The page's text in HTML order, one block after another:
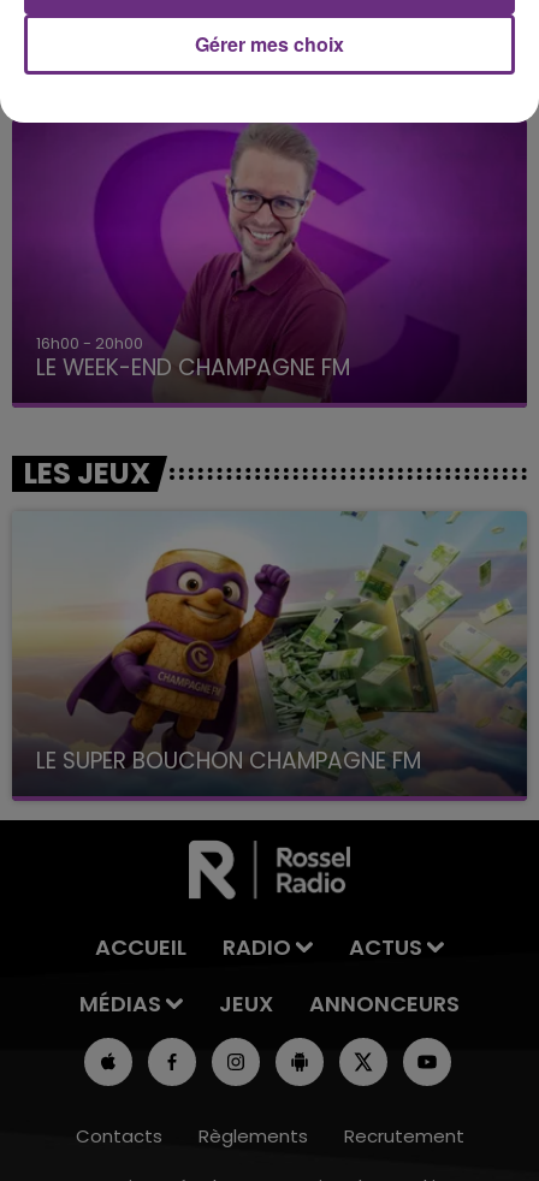
A L'ANTENNE
16h00 - 20h00
LE WEEK-END CHAMPAGNE FM
LES JEUX
LE SUPER BOUCHON CHAMPAGNE FM
avec La Famille Champagne FM, à 8H10
ACCUEIL RADIO
ACTUS
MÉDIAS
JEUX ANNONCEURS
Contacts Règlements
Recrutement
Gérer mes choix